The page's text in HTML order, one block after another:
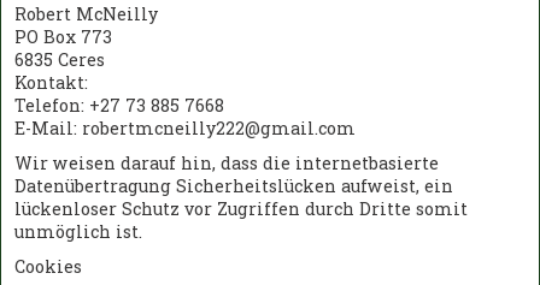
Robert McNeilly
PO Box 773
6835 Ceres
Kontakt:
Telefon: +27 73 885 7668
E-Mail: robertmcneilly222@gmail.com
Wir weisen darauf hin, dass die internetbasierte
Datenübertragung Sicherheitslücken aufweist, ein
lückenloser Schutz vor Zugriffen durch Dritte somit
unmöglich ist.
Cookies